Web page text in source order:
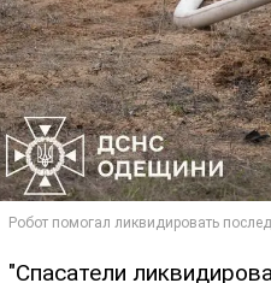
"Спасатели